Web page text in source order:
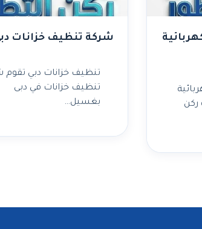
ركن
شركة تنظيف خزانات
تنظيف خزانات دبي تقوم
تنظيف خزانات في دبى
بغسيل…